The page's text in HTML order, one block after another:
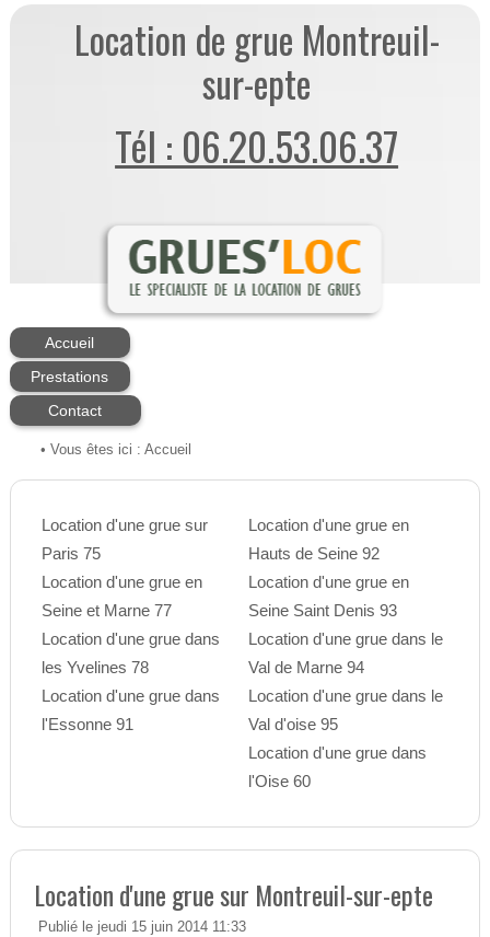
Location de grue Montreuil-
sur-epte
Tél : 06.20.53.06.37
Accueil
Prestations
Contact
• Vous êtes ici : Accueil
Location d'une grue sur
Paris 75
Location d'une grue en
Seine et Marne 77
Location d'une grue dans
les Yvelines 78
Location d'une grue dans
l'Essonne 91
Location d'une grue en
Hauts de Seine 92
Location d'une grue en
Seine Saint Denis 93
Location d'une grue dans le
Val de Marne 94
Location d'une grue dans le
Val d'oise 95
Location d'une grue dans
l'Oise 60
Location d'une grue sur Montreuil-sur-epte
Publié le jeudi 15 juin 2014 11:33